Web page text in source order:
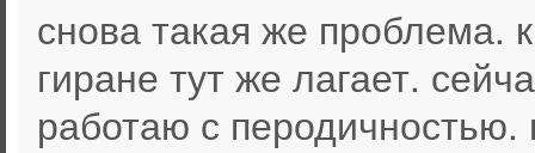
снова такая же проблема.
гиране тут же лагает.
работаю с